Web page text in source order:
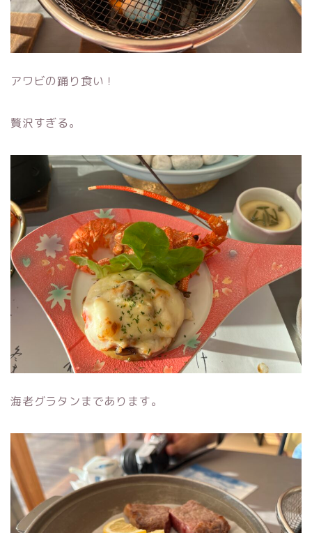
アワビの踊り食い！
贅沢すぎる。
海老グラタンまであります。